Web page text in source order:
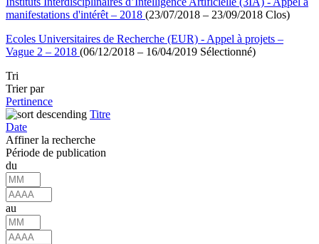
manifestations d'intérêt – 2018 (23/07/2018 – 23/09/2018 Clos)
Ecoles Universitaires de Recherche (EUR) - Appel à projets –
Vague 2 – 2018 (06/12/2018 – 16/04/2019 Sélectionné)
Tri
Trier par
Pertinence
Titre
Date
Affiner la recherche
Période de publication
du
au